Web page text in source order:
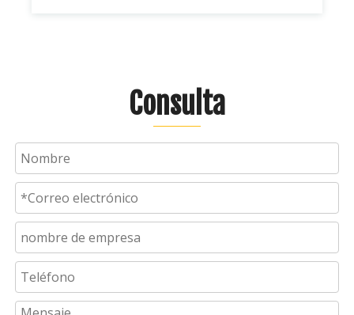
Consulta